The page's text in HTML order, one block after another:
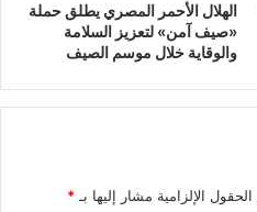
الهلال الأحمر المصري يطلق حملة
«صيف آمن» لتعزيز السلامة
والوقاية خلال موسم الصيف
الحقول الإلزامية مشار إليها بـ*